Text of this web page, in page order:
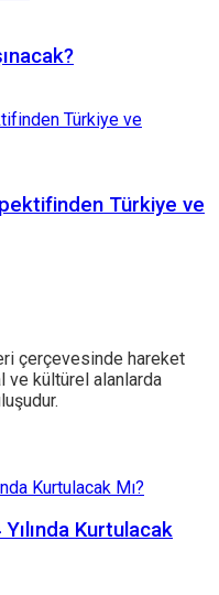
Türkiye ve
çerçevesinde hareket
ve kültürel alanlarda
Kurtulacak